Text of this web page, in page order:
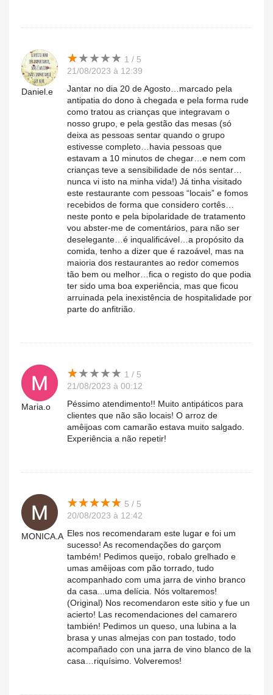
Daniel.e
★★★★★
★★★★★ 1 / 5
21/08/2023 à 12:39
Jantar no dia 20 de Agosto…marcado pela
antipatia do dono à chegada e pela forma rude
como tratou as crianças que integravam o
nosso grupo, e pela gestão das mesas (só
deixa as pessoas sentar quando o grupo
estivesse completo…havia pessoas que
estavam a 10 minutos de chegar…e nem com
crianças teve a sensibilidade de nós sentar…
nunca vi isto na minha vida!) Já tinha visitado
este restaurante com pessoas “locais” e fomos
recebidos de forma que considero cortês…
neste ponto e pela bipolaridade de tratamento
vou abster-me de comentários, para não ser
deselegante…é inqualificável…a propósito da
comida, tenho a dizer que é razoável, mas na
maioria dos restaurantes ao redor comemos
tão bem ou melhor…fica o registo do que podia
ter sido uma boa experiência, mas que ficou
arruinada pela inexistência de hospitalidade por
parte do anfitrião.
Maria.o
★★★★★
★★★★★ 1 / 5
21/08/2023 à 00:12
Péssimo atendimento!! Muito antipáticos para
clientes que não são locais! O arroz de
amêijoas com camarão estava muito salgado.
Experiência a não repetir!
MONICA.A
★★★★★
★★★★★ 5 / 5
20/08/2023 à 12:42
Eles nos recomendaram este lugar e foi um
sucesso! As recomendações do garçom
também! Pedimos queijo, robalo grelhado e
umas amêijoas com pão torrado, tudo
acompanhado com uma jarra de vinho branco
da casa...uma delícia. Nós voltaremos!
(Original) Nos recomendaron este sitio y fue un
acierto! Las recomendaciones del camarero
también! Pedimos un queso, una lubina a la
brasa y unas almejas con pan tostado, todo
acompañado con una jarra de vino blanco de la
casa…riquísimo. Volveremos!